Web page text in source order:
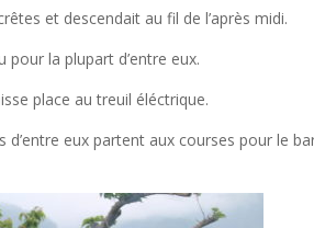
et descendait au fil de l’après midi.
la plupart d’entre eux.
place au treuil éléctrique.
eux partent aux courses pour le